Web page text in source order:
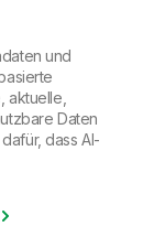
und
aktuelle,
Daten
dass AI-